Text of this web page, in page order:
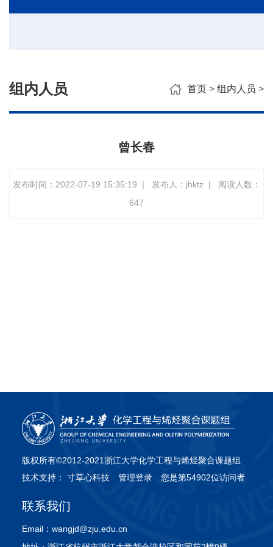
组内人员 首页 > 组内人员 >
曾长春
发布时间：2022-07-19 15:35:19 | 发布人：jhktz | 阅读人数：
647
版权所有©2012-2021浙江大学化学工程与烯烃聚合课题组
技术支持： 寸草心科技 管理登录 您是第54902位访问者
联系我们
Email： wangjd@zju.edu.cn